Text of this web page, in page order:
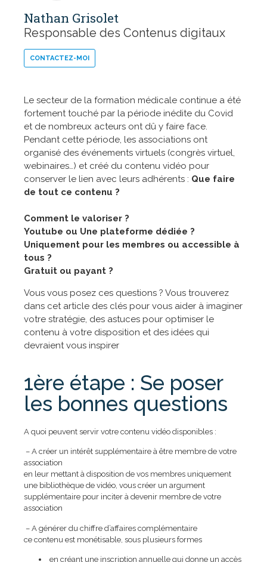
Le secteur de la formation médicale continue a été
fortement touché par la période inédite du Covid
et de nombreux acteurs ont dû y faire face.
Pendant cette période, les associations ont
organisé des événements virtuels (congrès virtuel,
webinaires…) et créé du contenu vidéo pour
conserver le lien avec leurs adhérents : Que faire
de tout ce contenu ?
Comment le valoriser ?
Youtube ou Une plateforme dédiée ?
Uniquement pour les membres ou accessible à
tous ?
Gratuit ou payant ?
Vous vous posez ces questions ? Vous trouverez
dans cet article des clés pour vous aider à imaginer
votre stratégie, des astuces pour optimiser le
contenu à votre disposition et des idées qui
devraient vous inspirer
1ère étape : Se poser
les bonnes questions
A quoi peuvent servir votre contenu vidéo disponibles :
– A créer un intérêt supplémentaire à être membre de votre
association
en leur mettant à disposition de vos membres uniquement
une bibliothèque de vidéo, vous créer un argument
supplémentaire pour inciter à devenir membre de votre
association
– A générer du chiffre d’affaires complémentaire
ce contenu est monétisable, sous plusieurs formes
en créant une inscription annuelle qui donne un accès
Nathan Grisolet
Responsable des Contenus digitaux
CONTACTEZ-MOI